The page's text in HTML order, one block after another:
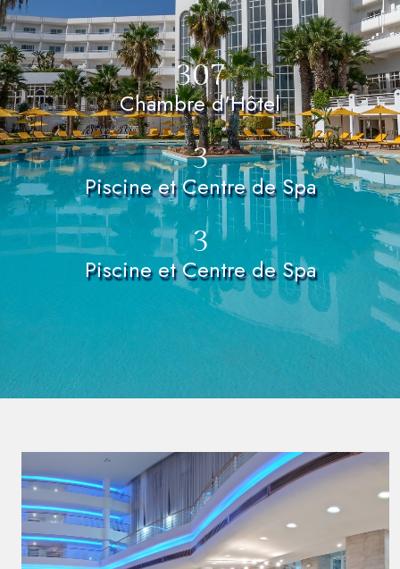
307
Chambre d'Hôtel
3
Piscine et Centre de Spa
3
Piscine et Centre de Spa